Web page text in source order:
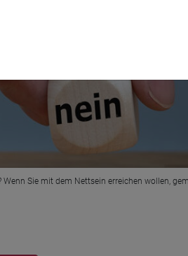
Wenn Sie mit dem Nettsein erreichen wollen,